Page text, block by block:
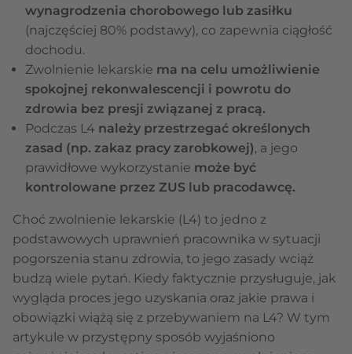
wynagrodzenia chorobowego lub zasiłku
(najczęściej 80% podstawy), co zapewnia ciągłość
dochodu.
Zwolnienie lekarskie ma na celu umożliwienie
spokojnej rekonwalescencji i powrotu do
zdrowia bez presji związanej z pracą.
Podczas L4 należy przestrzegać określonych
zasad (np. zakaz pracy zarobkowej), a jego
prawidłowe wykorzystanie może być
kontrolowane przez ZUS lub pracodawcę.
Choć zwolnienie lekarskie (L4) to jedno z
podstawowych uprawnień pracownika w sytuacji
pogorszenia stanu zdrowia, to jego zasady wciąż
budzą wiele pytań. Kiedy faktycznie przysługuje, jak
wygląda proces jego uzyskania oraz jakie prawa i
obowiązki wiążą się z przebywaniem na L4? W tym
artykule w przystępny sposób wyjaśniono